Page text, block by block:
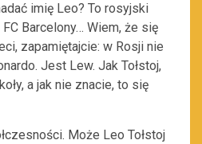
imię Leo? To rosyjski
Barcelony… Wiem, że się
zapamiętajcie: w Rosji nie
Jest Lew. Jak Tołstoj,
a jak nie znacie, to się
Może Leo Tołstoj